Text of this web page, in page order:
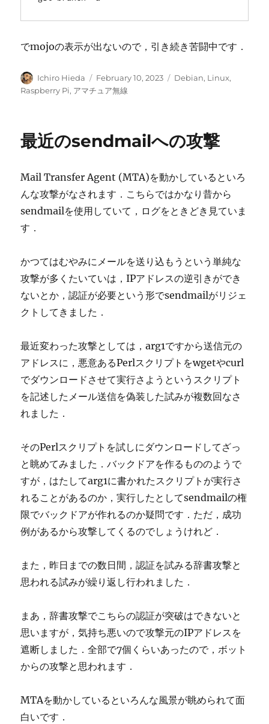
でmojoの表示が出ないので，引き続き苦闘中です．
Author
Ichiro Hieda
Posted
on
February 10, 2023 Categories
Debian, Linux,
Raspberry Pi, アマチュア無線
最近のsendmailへの攻撃
Mail Transfer Agent (MTA)を動かしているといろ
んな攻撃がなされます．こちらではかなり昔から
sendmailを使用していて，ログをときどき見ていま
す．
かつてはむやみにメールを送り込もうという単純な
攻撃が多くたいていは，IPアドレスの逆引きができ
ないとか，認証が必要という形でsendmailがリジェ
クトしてきました．
最近変わった攻撃としては，arg1ですから送信元の
アドレスに，悪意あるPerlスクリプトをwgetやcurl
でダウンロードさせて実行さようというスクリプト
を記述したメール送信を偽装した試みが複数回なさ
れました．
そのPerlスクリプトを試しにダウンロードしてざっ
と眺めてみました．バックドアを作るもののようで
すが，はたしてarg1に書かれたスクリプトが実行さ
れることがあるのか，実行したとしてsendmailの権
限でバックドアが作れるのか疑問です．ただ，成功
例があるから攻撃してくるのでしょうけれど．
また，昨日までの数日間，認証を試みる辞書攻撃と
思われる試みが繰り返し行われました．
まあ，辞書攻撃でこちらの認証が突破はできないと
思いますが，気持ち悪いので攻撃元のIPアドレスを
遮断しました．全部で7個くらいあったので，ボット
からの攻撃と思われます．
MTAを動かしているといろんな風景が眺められて面
白いです．